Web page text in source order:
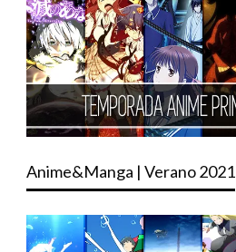
Anime&Manga | Verano 2021